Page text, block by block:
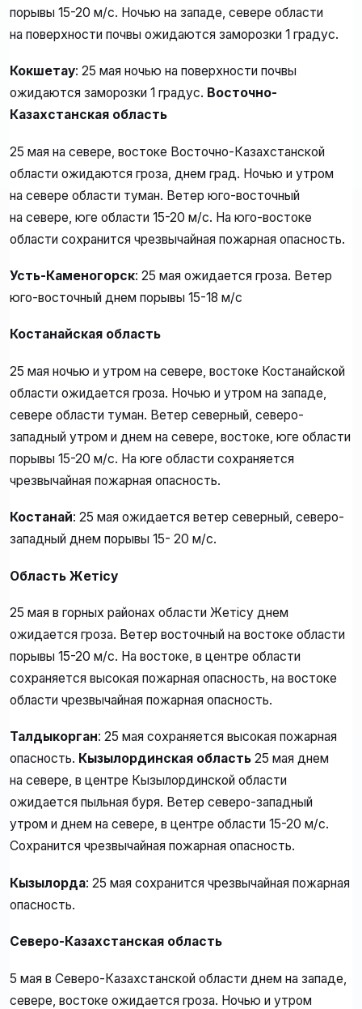
порывы 15-20 м/с. Ночью на западе, севере области
на поверхности почвы ожидаются заморозки 1 градус.
Кокшетау: 25 мая ночью на поверхности почвы
ожидаются заморозки 1 градус. Восточно-
Казахстанская область
25 мая на севере, востоке Восточно-Казахстанской
области ожидаются гроза, днем град. Ночью и утром
на севере области туман. Ветер юго-восточный
на севере, юге области 15-20 м/с. На юго-востоке
области сохранится чрезвычайная пожарная опасность.
Усть-Каменогорск: 25 мая ожидается гроза. Ветер
юго-восточный днем порывы 15-18 м/с
Костанайская область
25 мая ночью и утром на севере, востоке Костанайской
области ожидается гроза. Ночью и утром на западе,
севере области туман. Ветер северный, северо-
западный утром и днем на севере, востоке, юге области
порывы 15-20 м/с. На юге области сохраняется
чрезвычайная пожарная опасность.
Костанай: 25 мая ожидается ветер северный, северо-
западный днем порывы 15- 20 м/с.
Область Жетісу
25 мая в горных районах области Жетісу днем
ожидается гроза. Ветер восточный на востоке области
порывы 15-20 м/с. На востоке, в центре области
сохраняется высокая пожарная опасность, на востоке
области чрезвычайная пожарная опасность.
Талдыкорган: 25 мая сохраняется высокая пожарная
опасность. Кызылординская область 25 мая днем
на севере, в центре Кызылординской области
ожидается пыльная буря. Ветер северо-западный
утром и днем на севере, в центре области 15-20 м/с.
Сохранится чрезвычайная пожарная опасность.
Кызылорда: 25 мая сохранится чрезвычайная пожарная
опасность.
Северо-Казахстанская область
5 мая в Северо-Казахстанской области днем на западе,
севере, востоке ожидается гроза. Ночью и утром